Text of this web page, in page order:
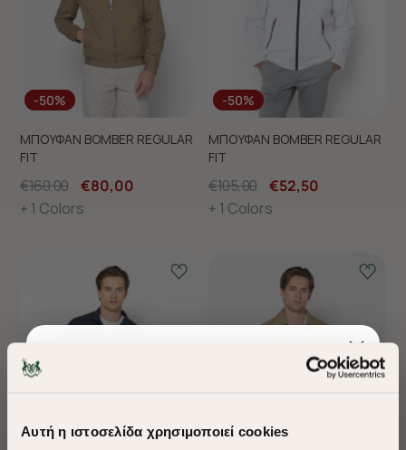
Αυτή η ιστοσελίδα χρησιμοποιεί cookies
-50%
ΜΠΟΥΦΑΝ BOMBER REGULAR
FIT
€160,00
€80,00
+ 1 Colors
-50%
ΜΠΟΥΦΑΝ BOMBER REGULAR
FIT
€105,00
€52,50
+ 1 Colors